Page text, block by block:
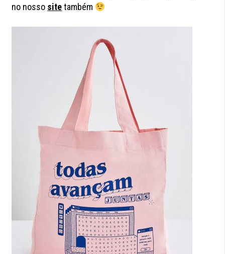
no nosso sitetambém